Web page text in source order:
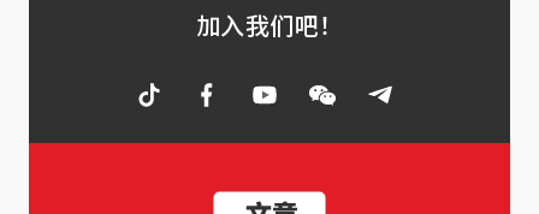
加入我们吧！